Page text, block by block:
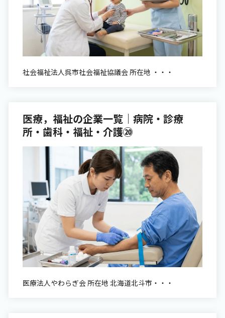
社会福祉法人呉市社会福祉協議会 所在地 ・・・
医療，福祉の企業一覧｜病院・診療
所・歯科・福祉・介護⑳
医療法人やわらぎ会 所在地 北海道北斗市・・・